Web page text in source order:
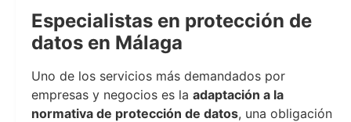
Especialistas en protección de
datos en Málaga
Uno de los servicios más demandados por
empresas y negocios es la adaptación a la
normativa de protección de datos, una obligación